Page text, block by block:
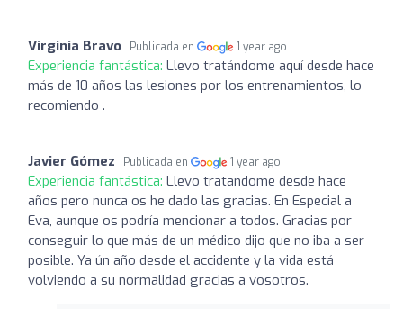
Virginia Bravo Publicada en 1 year ago
Experiencia fantástica: Llevo tratándome aquí desde hace
más de 10 años las lesiones por los entrenamientos, lo
recomiendo .
Javier Gómez Publicada en 1 year ago
Experiencia fantástica: Llevo tratandome desde hace
años pero nunca os he dado las gracias. En Especial a
Eva, aunque os podría mencionar a todos. Gracias por
conseguir lo que más de un médico dijo que no iba a ser
posible. Ya ún año desde el accidente y la vida está
volviendo a su normalidad gracias a vosotros.